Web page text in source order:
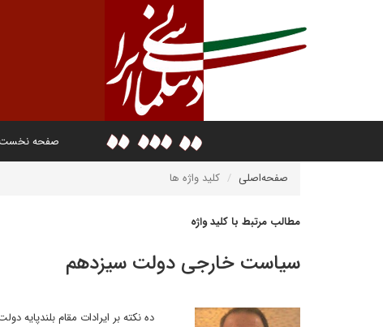
صفحه
صفحه‌اصلی کلید واژه ها
مطالب مرتبط با کلید واژه
سیاست خارجی دولت سیزدهم
ده نکته بر ایرادات مقام